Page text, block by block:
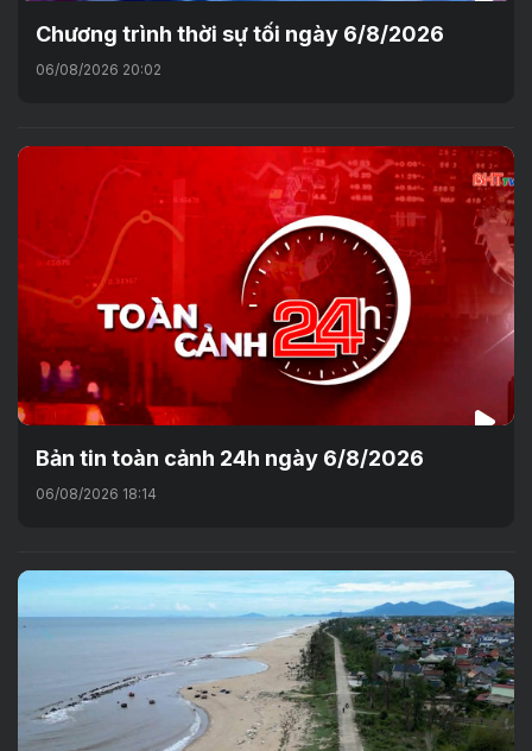
Chương trình thời sự tối ngày 6/8/2026
06/08/2026 20:02
Bản tin toàn cảnh 24h ngày 6/8/2026
06/08/2026 18:14